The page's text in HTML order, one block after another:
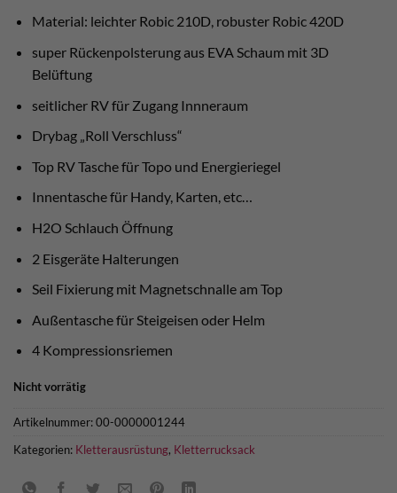
Material: leichter Robic 210D, robuster Robic 420D
super Rückenpolsterung aus EVA Schaum mit 3D
Belüftung
seitlicher RV für Zugang Innneraum
Drybag „Roll Verschluss“
Top RV Tasche für Topo und Energieriegel
Innentasche für Handy, Karten, etc…
H2O Schlauch Öffnung
2 Eisgeräte Halterungen
Seil Fixierung mit Magnetschnalle am Top
Außentasche für Steigeisen oder Helm
4 Kompressionsriemen
Nicht vorrätig
Artikelnummer:00-0000001244
Kategorien: Kletterausrüstung, Kletterrucksack